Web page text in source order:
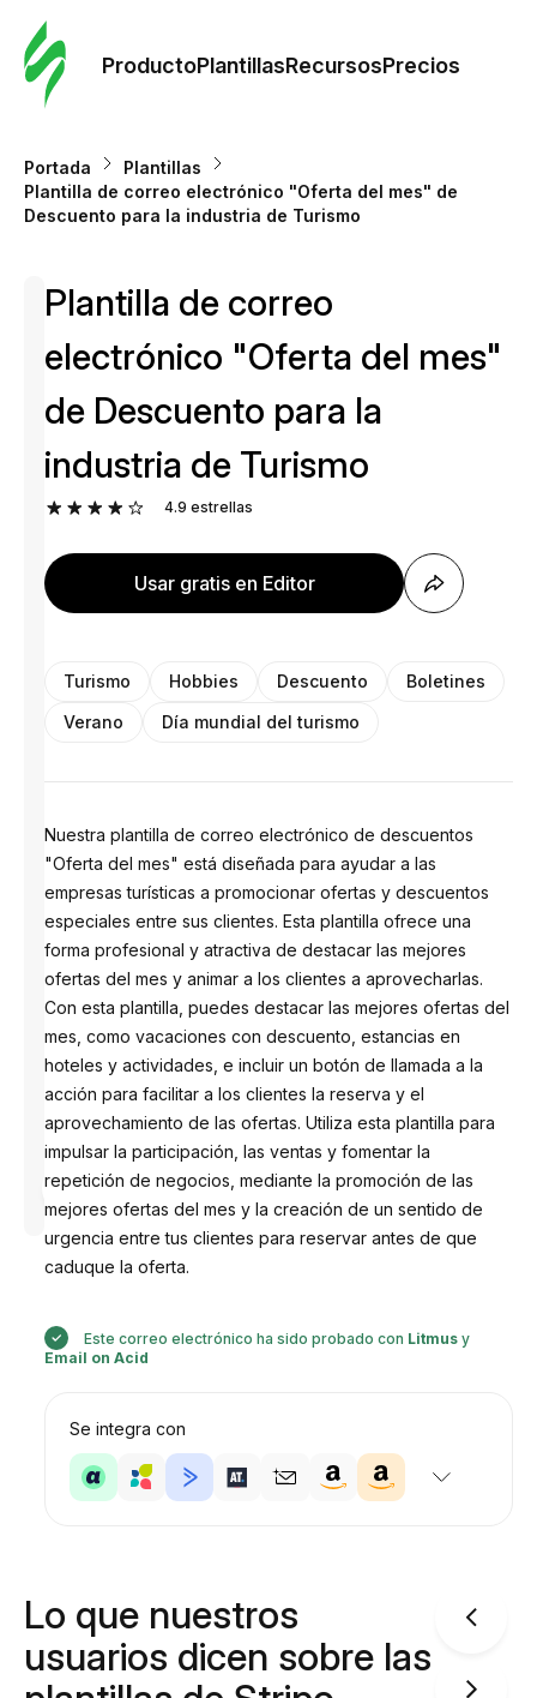
ProductoPlantillasRecursosPrecios
Portada
Plantillas
Plantilla de correo electrónico "Oferta del mes" de
Descuento para la industria de Turismo
Diseñado
por
Anastasiia
Plantilla de correo
electrónico "Oferta del mes"
de Descuento para la
industria de Turismo
4.9 estrellas
Usar gratis en Editor
Turismo Hobbies Descuento
Boletines
Verano
Día mundial del turismo
Nuestra plantilla de correo electrónico de descuentos
"Oferta del mes" está diseñada para ayudar a las
empresas turísticas a promocionar ofertas y descuentos
especiales entre sus clientes. Esta plantilla ofrece una
forma profesional y atractiva de destacar las mejores
ofertas del mes y animar a los clientes a aprovecharlas.
Con esta plantilla, puedes destacar las mejores ofertas del
mes, como vacaciones con descuento, estancias en
hoteles y actividades, e incluir un botón de llamada a la
acción para facilitar a los clientes la reserva y el
aprovechamiento de las ofertas. Utiliza esta plantilla para
impulsar la participación, las ventas y fomentar la
repetición de negocios, mediante la promoción de las
mejores ofertas del mes y la creación de un sentido de
urgencia entre tus clientes para reservar antes de que
caduque la oferta.
Este correo electrónico ha sido probado con Litmus y
Email on Acid
Se integra con
Lo que nuestros
usuarios dicen sobre las